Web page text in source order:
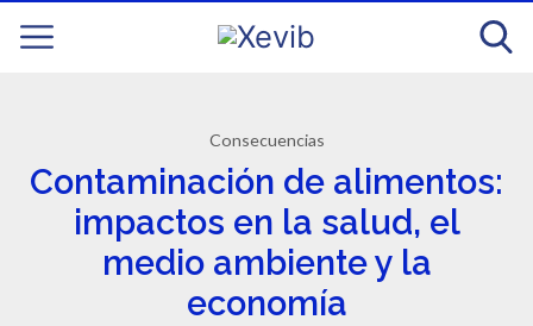
Consecuencias
Contaminación de alimentos:
impactos en la salud, el
medio ambiente y la
economía